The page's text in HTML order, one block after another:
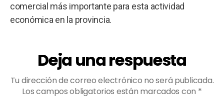
comercial más importante para esta actividad
económica en la provincia.
Deja una respuesta
Tu dirección de correo electrónico no será publicada.
Los campos obligatorios están marcados con *